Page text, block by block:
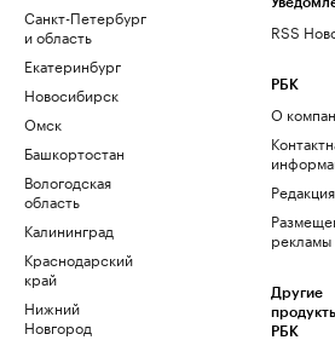
Санкт-Петербург
и область
Екатеринбург
Новосибирск
Омск
Башкортостан
Вологодская
область
Калининград
Краснодарский
край
Нижний
Новгород
RSS
РБК
О
Редакция
рекламы
Другие
РБК